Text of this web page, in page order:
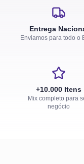
Entrega
Enviamos para todo o
+10.000 Itens
Mix completo para
negócio